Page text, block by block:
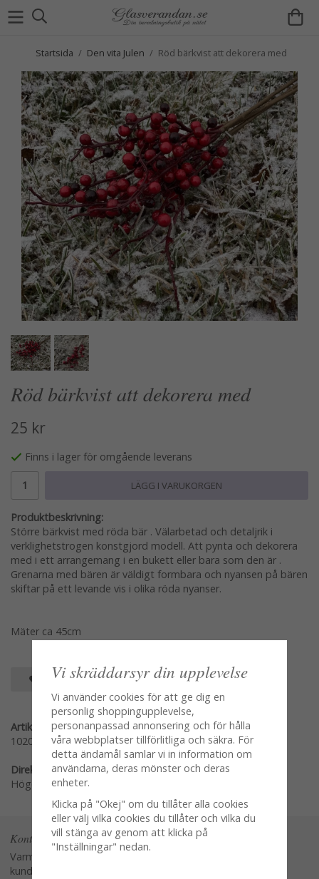
Startsida / Den vita Julen / Röd bärkvist att dekorera med
Röd bärkvist att dekorera med
25 kr
Finns i lager för omgående leverans
LÄGG I VARUKORGEN
Produktbeskrivning:
Större bärkvist med röda bär . Välarbetad och detaljrik i
verklighetstrogen konstgjord modell. Att pynta och dekorera
med i ett arrangemang i en bukett eller bara som den är .
Grenarna med bären är väldigt formbara och nyansen på bären
skiftar på ett levande vis i olika röda nyanser.
Mäter ca 45cm
SPARA SOM FAVORIT
Artikelnummer:
1020-B
Direktlänk:
Högerklicka och kopiera adressen
Kontakta oss
Varmt välkommen att kontakta vår
kundtjänst.
Vi skräddarsyr din upplevelse
Vi använder cookies för att ge dig en
personlig shoppingupplevelse,
personanpassad annonsering och för hålla
våra webbplatser tillförlitliga och säkra. För
detta ändamål samlar vi in information om
användarna, deras mönster och deras
enheter.
Klicka på "Okej" om du tillåter alla cookies
eller välj vilka cookies du tillåter och vilka du
vill stänga av genom att klicka på
"Inställningar" nedan.